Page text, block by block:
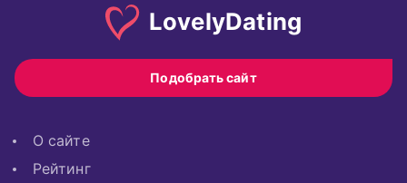
LovelyDating
Подобрать сайт
О сайте
Рейтинг